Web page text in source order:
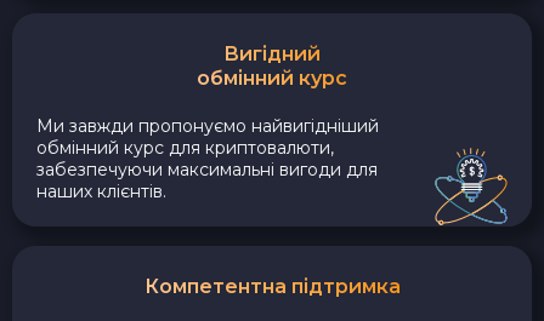
Вигідний
обмінний курс
Ми завжди пропонуємо найвигідніший
обмінний курс для криптовалюти,
забезпечуючи максимальні вигоди для
наших клієнтів.
Компетентна підтримка